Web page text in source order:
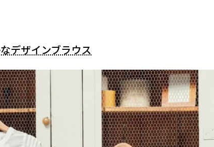
デザインブラウス